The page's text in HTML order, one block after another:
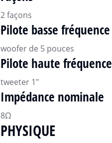
2 façons
Pilote basse fréquence
woofer de 5 pouces
Pilote haute fréquence
tweeter 1″
Impédance nominale
8Ω
PHYSIQUE